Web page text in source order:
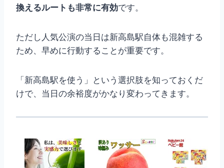
換えるルートも非常に有効です。
ただし人気公演の当日は新高島駅自体も混雑する
ため、早めに行動することが重要です。
「新高島駅を使う」という選択肢を知っておくだ
けで、当日の余裕度がかなり変わってきます。